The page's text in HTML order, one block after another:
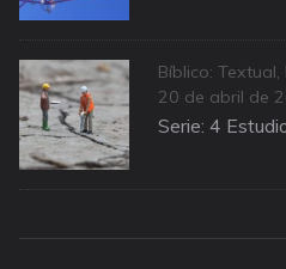
Categories
Bíblico: Textual,
Posted
on
20 de abril de
Serie: 4